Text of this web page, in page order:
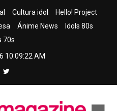
Cultura idol
Hello! Project
Ánime News
Idols 80s
70s
10:09:23 AM